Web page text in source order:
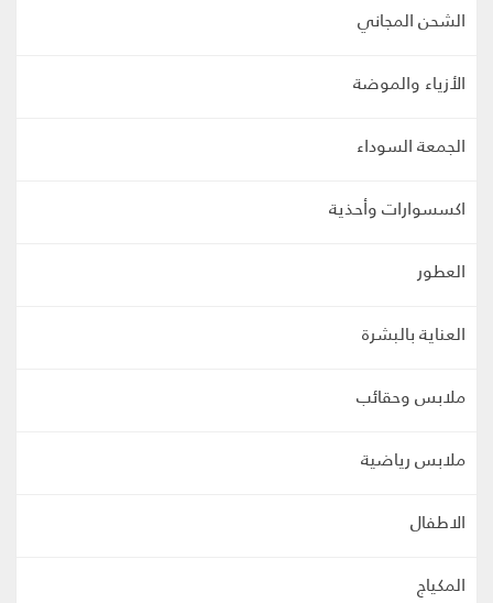
الشحن المجاني
الأزياء والموضة
الجمعة السوداء
اكسسوارات وأحذية
العطور
العناية بالبشرة
ملابس وحقائب
ملابس رياضية
الاطفال
المكياج